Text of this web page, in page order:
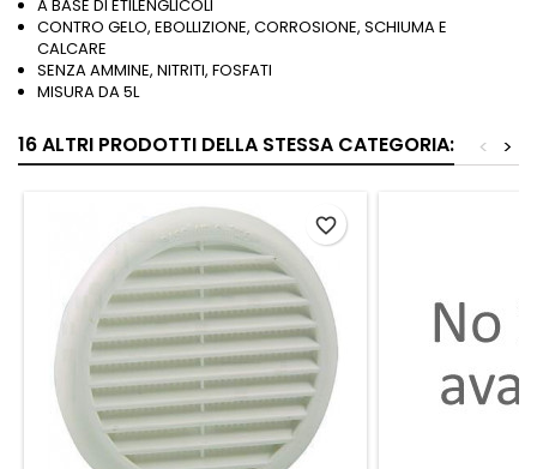
A BASE DI ETILENGLICOLI
CONTRO GELO, EBOLLIZIONE, CORROSIONE, SCHIUMA E
CALCARE
SENZA AMMINE, NITRITI, FOSFATI
MISURA DA 5L
16 ALTRI PRODOTTI DELLA STESSA CATEGORIA: >
<
favorite_border